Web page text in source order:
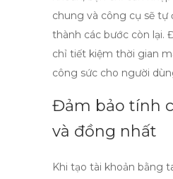
chung và công cụ sẽ tự
thành các bước còn lại.
chỉ tiết kiệm thời gian
công sức cho người
Đảm bảo tính
và đồng nhất
Khi tạo tài khoản bằng